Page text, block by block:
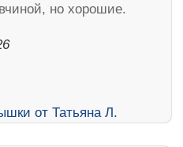
но хорошие.